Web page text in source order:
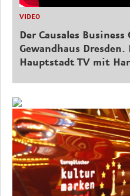
VIDEO
Der Causales
Gewandhaus
Hauptstadt TV mit